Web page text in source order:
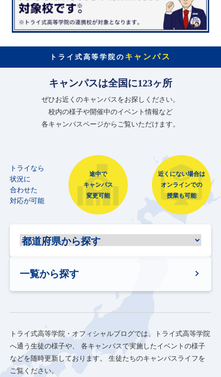
トライ式高等学院の キャンパス
キャンパスは全国に123ヶ所
ぜひお近くのキャンパスをお探しください。
校内の様子や開催中のイベント情報など
各キャンパスページからご覧いただけます。
トライなら
状況に
合わせた
対応が可能
途中で
キャンパス
変更可能
近くにない場合は
オンラインでの
授業も可能
一覧から探す
トライ式高等学院・オフィシャルブログでは、トライ式高等学院
へ通う生徒の様子や、
各キャンパスで実施したイベントの様子
などを随時更新しております。
生徒たちのキャンパスライフを
ご覧ください。